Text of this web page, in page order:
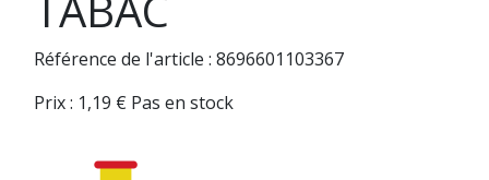
Référence de l'article : 8696601103367
Prix : 1,19 € Pas en stock